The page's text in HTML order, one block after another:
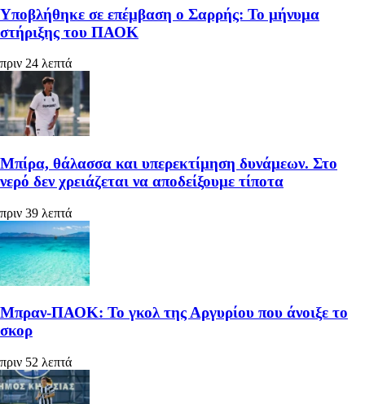
Υποβλήθηκε σε επέμβαση ο Σαρρής: Το μήνυμα
στήριξης του ΠΑΟΚ
πριν 24 λεπτά
Μπίρα, θάλασσα και υπερεκτίμηση δυνάμεων. Στο
νερό δεν χρειάζεται να αποδείξουμε τίποτα
πριν 39 λεπτά
Μπραν-ΠΑΟΚ: Το γκολ της Αργυρίου που άνοιξε το
σκορ
πριν 52 λεπτά